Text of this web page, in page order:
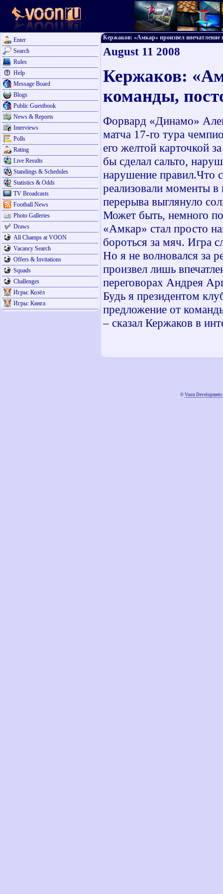
Enter
Search
Rules
Help
Message Board
Blogs
Public Guestbook
News & Reports
Interviews
Polls
Rating
Live Results
Standings & Schedules
Statistics & Odds
TV Broadcasts
Football News
Photo Galleries
Draws
All Champs at VOON
Vacancy Search
Offers & Invitations
Squads
Challenges
Игры: Козёл
Игры: Кинга
Кержаков: «Амкар» произвел впечатление
August 11 2008
Кержаков:
команды,
Форвард «Динамо»
матча 17-го тура
его желтой карточкой
бы сделал сальто,
нарушение правил.Что
реализовали моменты
перерыва выглянуло
Может быть, немного
«Амкар» стал просто
бороться за мяч. Игра
Но я не волновался за
произвел лишь
переговорах Андрея
Будь я президентом
предложение от
– сказал Кержаков в
© Voon Development